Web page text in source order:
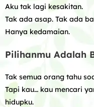
Aku tak lagi kesakitan.
Tak ada asap. Tak ada
Hanya kedamaian.
Pilihanmu Adalah
Tak semua orang tahu
Tapi kau… kau mencari
hidupku.